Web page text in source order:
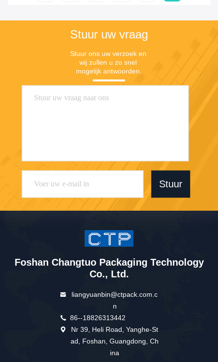
Stuur uw vraag
Stuur ons uw verzoek en
wij zullen u zo snel
mogelijk antwoorden.
Stuur
Foshan Changtuo Packaging Technology
Co., Ltd.
liangyuanbin@ctpack.com.c
n
86--18826313442
Nr 39, Heli Road, Yanghe-St
ad, Foshan, Guangdong, Ch
ina